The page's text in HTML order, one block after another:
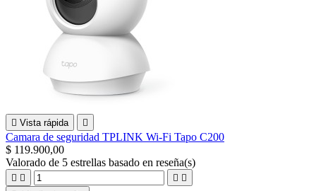
 Vista rápida 
Camara de seguridad TPLINK Wi-Fi Tapo C200
$ 119.900,00
Valorado de 5 estrellas basado en reseña(s)
   